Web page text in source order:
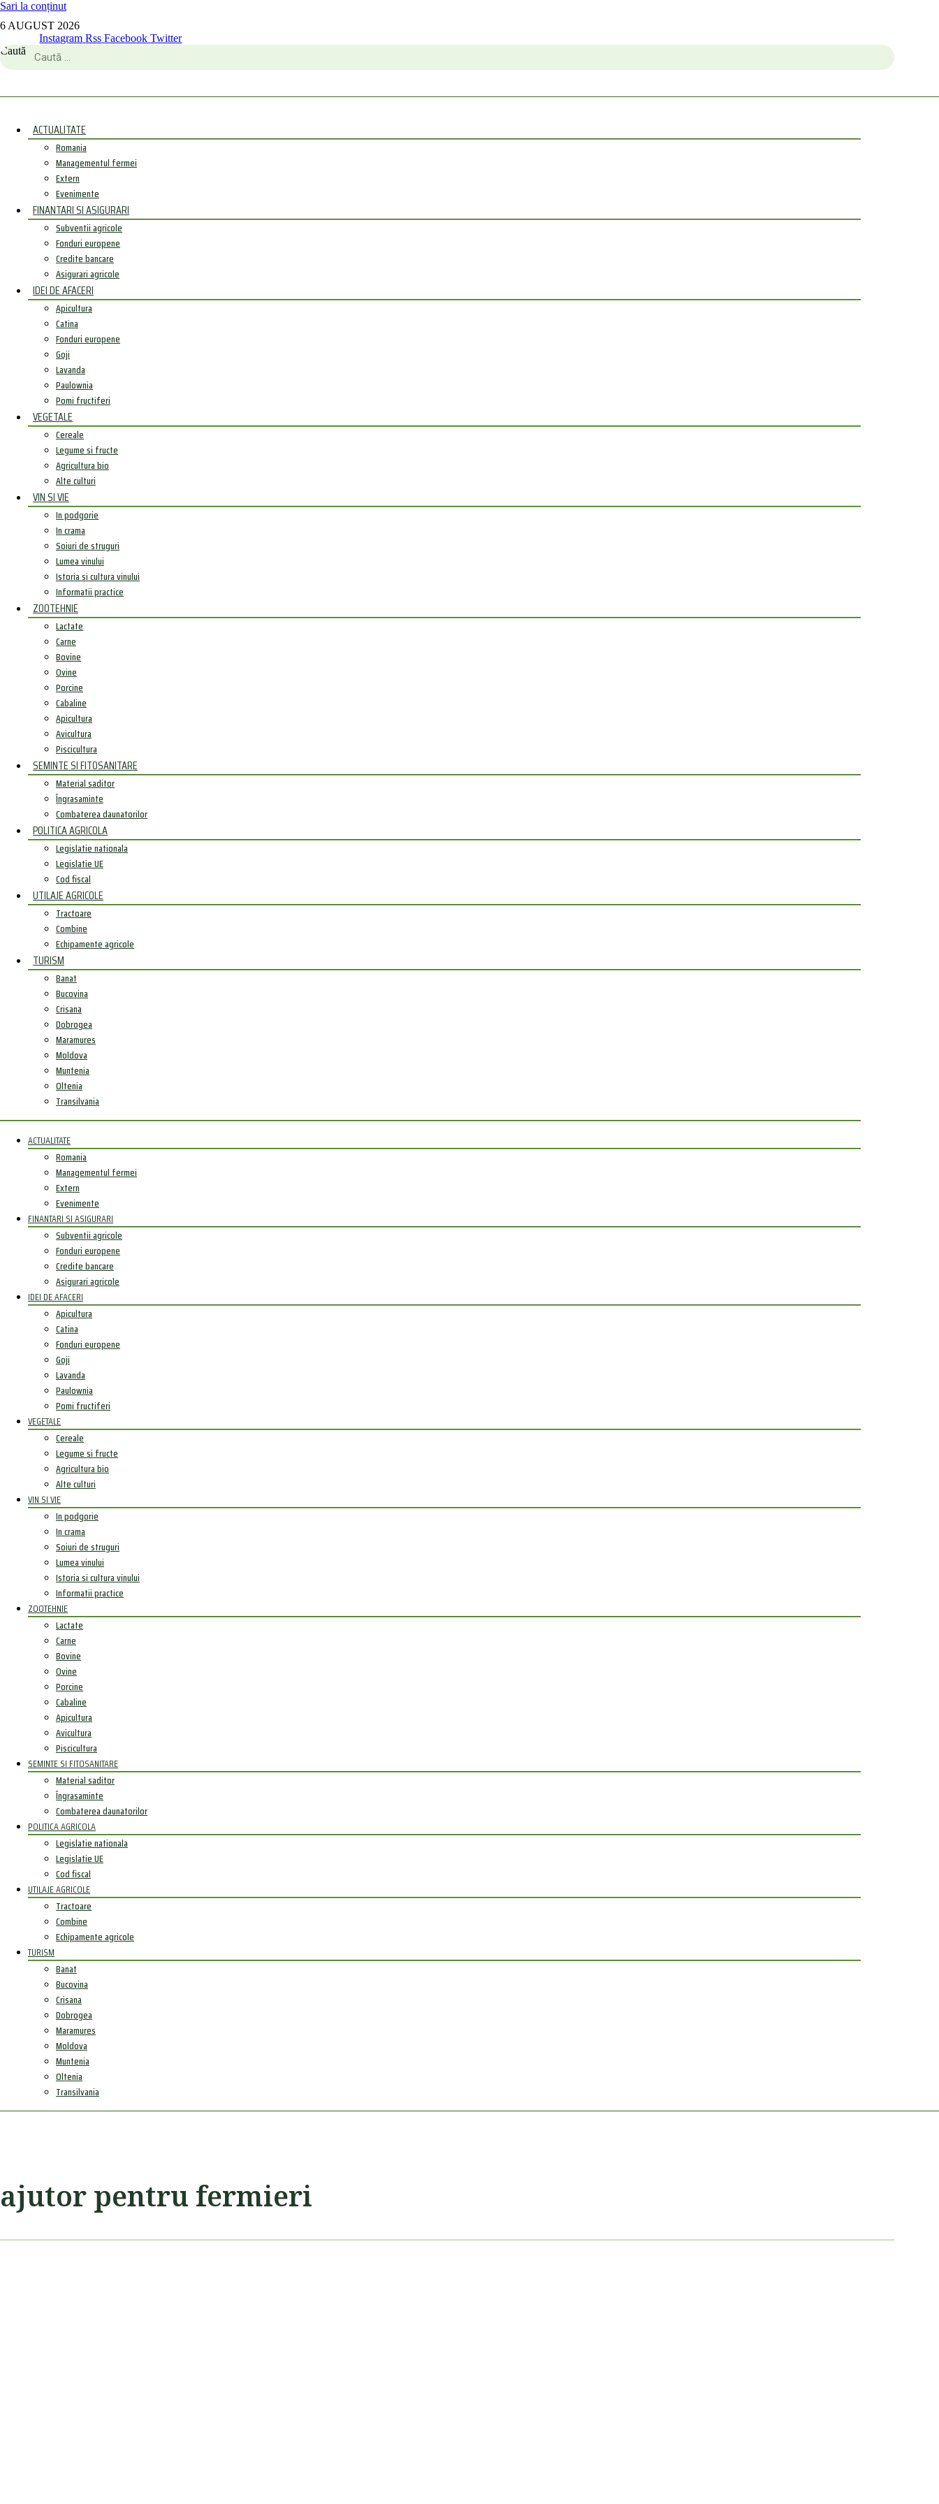
Sari la conținut
6 AUGUST 2026
Instagram Rss Facebook Twitter
Caută
ACTUALITATE
Romania
Managementul fermei
Extern
Evenimente
FINANTARI SI ASIGURARI
Subventii agricole
Fonduri europene
Credite bancare
Asigurari agricole
IDEI DE AFACERI
Apicultura
Catina
Fonduri europene
Goji
Lavanda
Paulownia
Pomi fructiferi
VEGETALE
Cereale
Legume si fructe
Agricultura bio
Alte culturi
VIN SI VIE
In podgorie
In crama
Soiuri de struguri
Lumea vinului
Istoria si cultura vinului
Informatii practice
ZOOTEHNIE
Lactate
Carne
Bovine
Ovine
Porcine
Cabaline
Apicultura
Avicultura
Piscicultura
SEMINTE SI FITOSANITARE
Material saditor
Îngrasaminte
Combaterea daunatorilor
POLITICA AGRICOLA
Legislatie nationala
Legislatie UE
Cod fiscal
UTILAJE AGRICOLE
Tractoare
Combine
Echipamente agricole
TURISM
Banat
Bucovina
Crisana
Dobrogea
Maramures
Moldova
Muntenia
Oltenia
Transilvania
ACTUALITATE
Romania
Managementul fermei
Extern
Evenimente
FINANTARI SI ASIGURARI
Subventii agricole
Fonduri europene
Credite bancare
Asigurari agricole
IDEI DE AFACERI
Apicultura
Catina
Fonduri europene
Goji
Lavanda
Paulownia
Pomi fructiferi
VEGETALE
Cereale
Legume si fructe
Agricultura bio
Alte culturi
VIN SI VIE
In podgorie
In crama
Soiuri de struguri
Lumea vinului
Istoria si cultura vinului
Informatii practice
ZOOTEHNIE
Lactate
Carne
Bovine
Ovine
Porcine
Cabaline
Apicultura
Avicultura
Piscicultura
SEMINTE SI FITOSANITARE
Material saditor
Îngrasaminte
Combaterea daunatorilor
POLITICA AGRICOLA
Legislatie nationala
Legislatie UE
Cod fiscal
UTILAJE AGRICOLE
Tractoare
Combine
Echipamente agricole
TURISM
Banat
Bucovina
Crisana
Dobrogea
Maramures
Moldova
Muntenia
Oltenia
Transilvania
ajutor pentru fermieri